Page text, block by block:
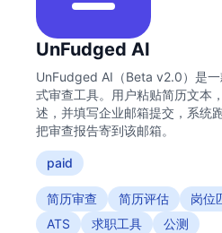
UnFudged AI
UnFudged AI（Beta v2.0）是
式审查工具。用户粘贴简历文本
述，并填写企业邮箱提交，系统
把审查报告寄到该邮箱。
paid
简历审查 简历评估 岗位
ATS
求职工具 公测